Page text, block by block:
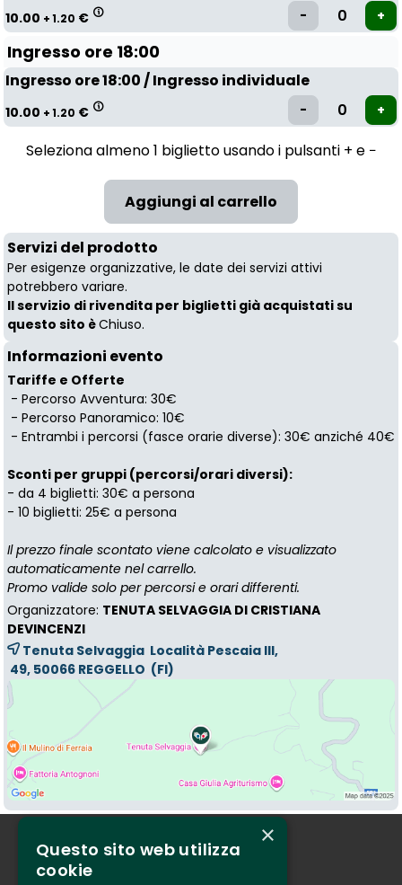
10.00 + 1.20 €
Ingresso ore 18:00
Ingresso ore 18:00 / Ingresso individuale
10.00 + 1.20 €
Seleziona almeno 1 biglietto usando i pulsanti + e −
Servizi del prodotto
Per esigenze organizzative, le date dei servizi attivi
potrebbero variare.
Il servizio di rivendita per biglietti già acquistati su
questo sito èChiuso.
Informazioni evento
Tariffe e Offerte
- Percorso Avventura: 30€
- Percorso Panoramico: 10€
- Entrambi i percorsi (fasce orarie diverse): 30€ anziché 40€
Sconti per gruppi (percorsi/orari diversi):
- da 4 biglietti: 30€ a persona
- 10 biglietti: 25€ a persona
Il prezzo finale scontato viene calcolato e visualizzato
automaticamente nel carrello.
Promo valide solo per percorsi e orari differenti.
Organizzatore: TENUTA SELVAGGIA DI CRISTIANA
DEVINCENZI
Tenuta Selvaggia Località Pescaia III,
49, 50066 REGGELLO (FI)
Chi siamo
×
Questo sito web utilizza
cookie